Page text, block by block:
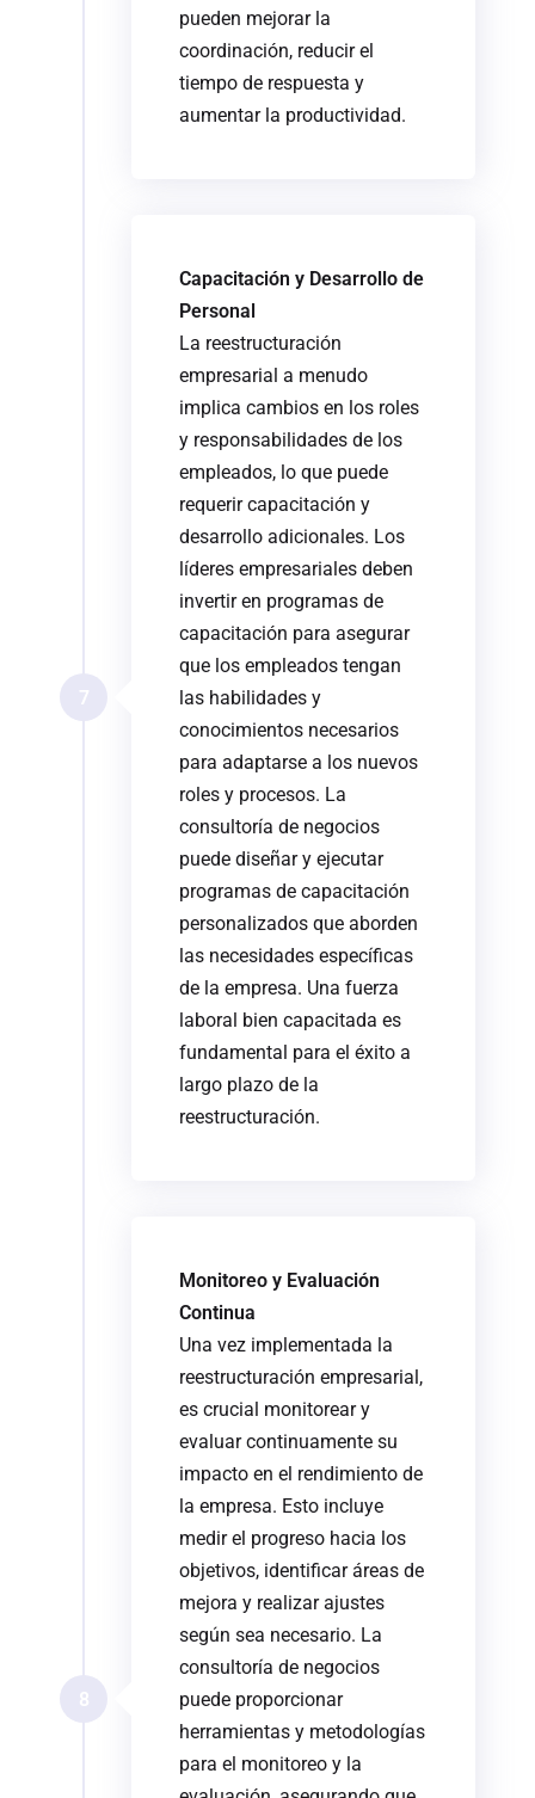
pueden mejorar la
coordinación, reducir el
tiempo de respuesta y
aumentar la productividad.
Capacitación y Desarrollo de
Personal
La reestructuración
empresarial a menudo
implica cambios en los roles
y responsabilidades de los
empleados, lo que puede
requerir capacitación y
desarrollo adicionales. Los
líderes empresariales deben
invertir en programas de
capacitación para asegurar
que los empleados tengan
las habilidades y
conocimientos necesarios
para adaptarse a los nuevos
roles y procesos. La
consultoría de negocios
puede diseñar y ejecutar
programas de capacitación
personalizados que aborden
las necesidades específicas
de la empresa. Una fuerza
laboral bien capacitada es
fundamental para el éxito a
largo plazo de la
reestructuración.
Monitoreo y Evaluación
Continua
Una vez implementada la
reestructuración empresarial,
es crucial monitorear y
evaluar continuamente su
impacto en el rendimiento de
la empresa. Esto incluye
medir el progreso hacia los
objetivos, identificar áreas de
mejora y realizar ajustes
según sea necesario. La
consultoría de negocios
puede proporcionar
herramientas y metodologías
para el monitoreo y la